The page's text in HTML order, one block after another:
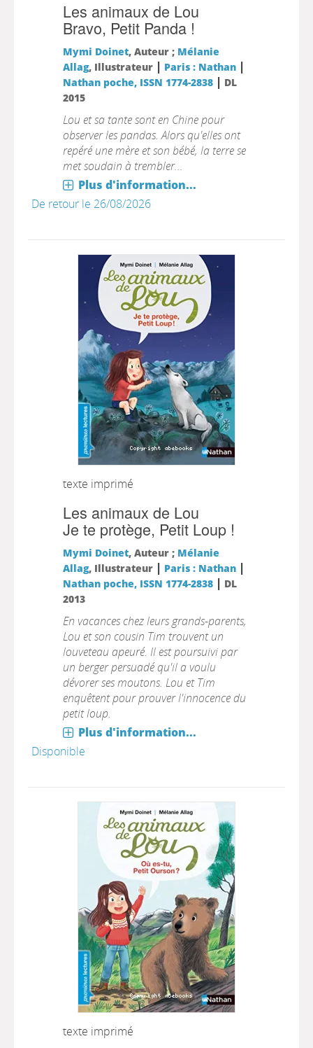
Les animaux de Lou
Bravo, Petit Panda !
Mymi Doinet, Auteur ; Mélanie
Allag, Illustrateur | Paris : Nathan|
Nathan poche, ISSN 1774-2838| DL
2015
Lou et sa tante sont en Chine pour
observer les pandas. Alors qu'elles ont
repéré une mère et son bébé, la terre se
met soudain à trembler…
Plus d'information...
De retour le 26/08/2026
texte imprimé
Les animaux de Lou
Je te protège, Petit Loup !
Mymi Doinet, Auteur ; Mélanie
Allag, Illustrateur | Paris : Nathan|
Nathan poche, ISSN 1774-2838| DL
2013
En vacances chez leurs grands-parents,
Lou et son cousin Tim trouvent un
louveteau apeuré. Il est poursuivi par
un berger persuadé qu'il a voulu
dévorer ses moutons. Lou et Tim
enquêtent pour prouver l'innocence du
petit loup.
Plus d'information...
Disponible
texte imprimé